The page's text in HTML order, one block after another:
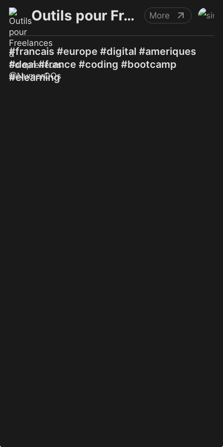
Outils pour Freelances & Solopreneurs @NumerOOs More
#francais #europe #digital #ameriques
#deal #france #coding #bootcamp
#elearning